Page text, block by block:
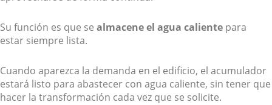
Su función es que se almacene el agua caliente para
estar siempre lista.
Cuando aparezca la demanda en el edificio, el acumulador
estará listo para abastecer con agua caliente, sin tener que
hacer la transformación cada vez que se solicite.